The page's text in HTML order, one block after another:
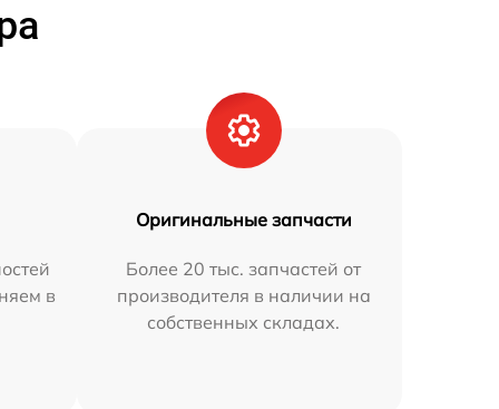
в
Оригинальные запчасти
Более 20 тыс. запчастей от
производителя в наличии на
собственных складах.